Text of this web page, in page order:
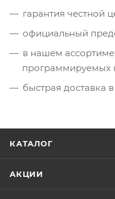
гарантия честной
официальный
в нашем
программируемых
быстрая доставка
КАТАЛОГ
АКЦИИ